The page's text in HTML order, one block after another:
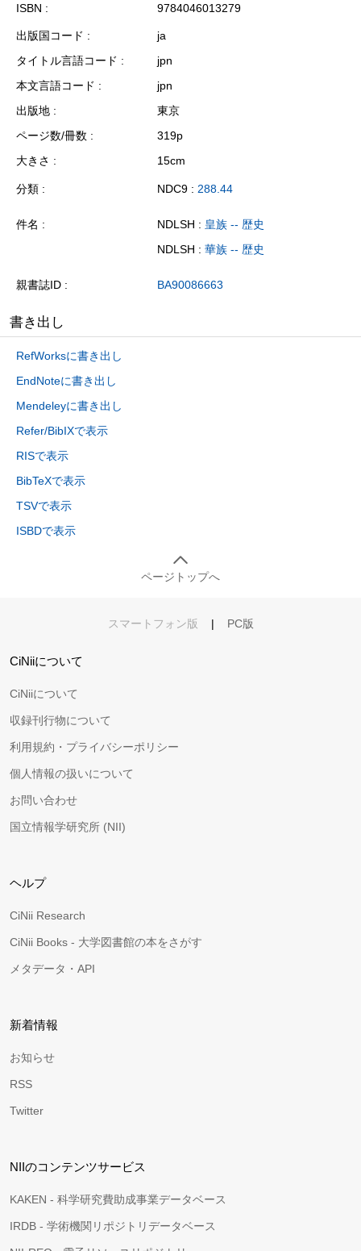
ISBN
9784046013279
出版国コード
ja
タイトル言語コード
jpn
本文言語コード
jpn
出版地
東京
ページ数/冊数
319p
大きさ
15cm
分類 NDC9 : 288.44
件名 NDLSH : 皇族 -- 歴史
NDLSH : 華族 -- 歴史
親書誌ID BA90086663
書き出し
RefWorksに書き出し
EndNoteに書き出し
Mendeleyに書き出し
Refer/BibIXで表示
RISで表示
BibTeXで表示
TSVで表示
ISBDで表示
ページトップへ
スマートフォン版 | PC版
CiNiiについて
CiNiiについて
収録刊行物について
利用規約・プライバシーポリシー
個人情報の扱いについて
お問い合わせ
国立情報学研究所 (NII)
ヘルプ
CiNii Research
CiNii Books - 大学図書館の本をさがす
メタデータ・API
新着情報
お知らせ
RSS
Twitter
NIIのコンテンツサービス
KAKEN - 科学研究費助成事業データベース
IRDB - 学術機関リポジトリデータベース